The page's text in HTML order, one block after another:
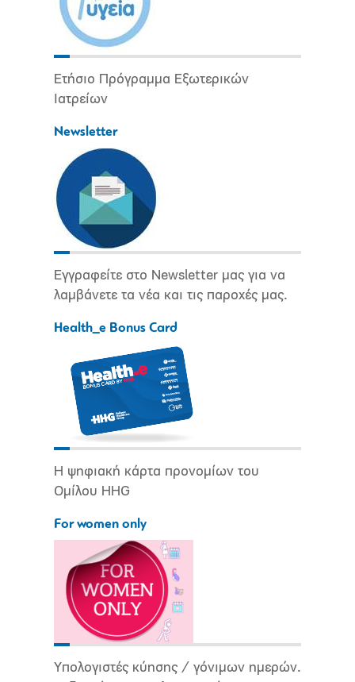
Ετήσιο Πρόγραμμα Εξωτερικών
Ιατρείων
Newsletter
Εγγραφείτε στο Newsletter μας για να
λαμβάνετε τα νέα και τις παροχές μας.
Health_e Bonus Card
Η ψηφιακή κάρτα προνομίων του
Ομίλου HHG
For women only
Υπολογιστές κύησης / γόνιμων ημερών.